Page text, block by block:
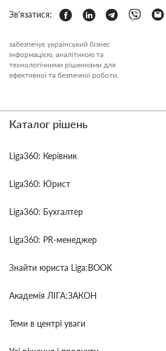
Зв'язатися:
забезпечує український бізнес
інформацією, аналітикою та
технологічними рішеннями для
ефективної та безпечної роботи.
Каталог рішень
Liga360: Керівник
Liga360: Юрист
Liga360: Бухгалтер
Liga360: PR-менеджер
Знайти юриста Liga:BOOK
Академія ЛІГА:ЗАКОН
Теми в центрі уваги